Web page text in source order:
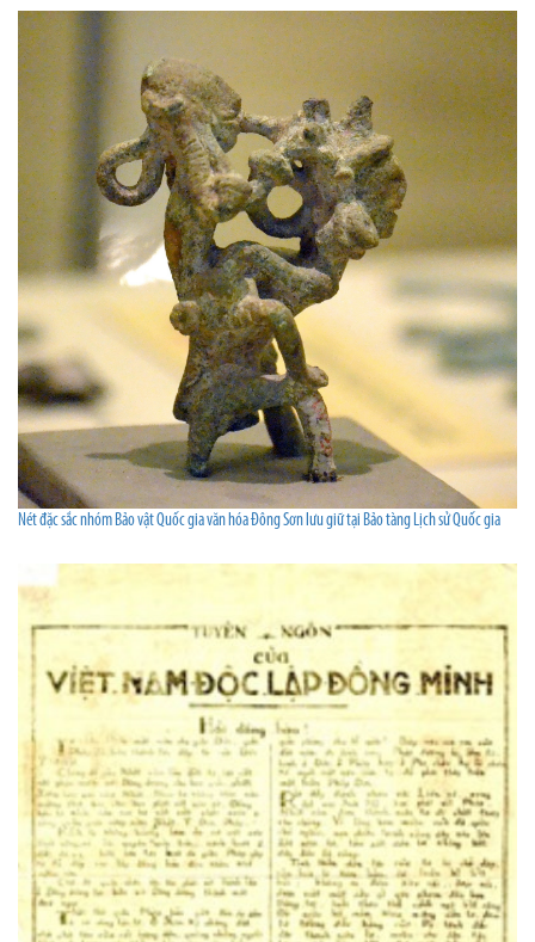
Nét đặc sắc nhóm Bảo vật Quốc gia văn hóa Đông Sơn lưu giữ tại Bảo tàng Lịch sử Quốc gia